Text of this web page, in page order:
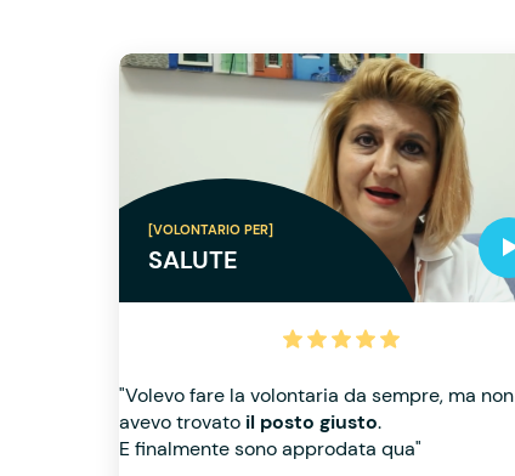
[VOLONTARIO PER]
SALUTE
"Volevo fare la volontaria da sempre, ma non
avevo trovato il posto giusto.
E finalmente sono approdata qua"